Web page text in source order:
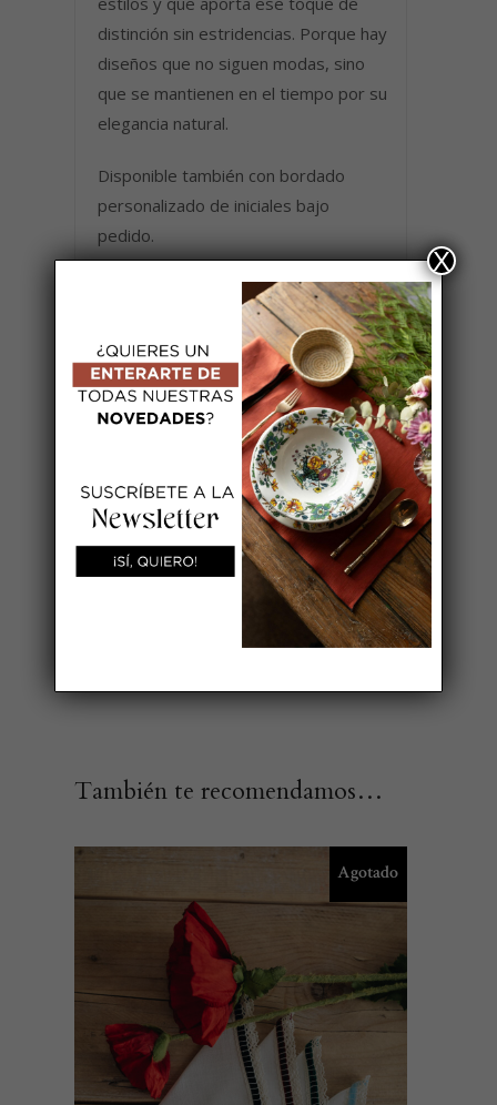
distinción sin estridencias. Porque hay
diseños que no siguen modas, sino
que se mantienen en el tiempo por su
elegancia natural.
Disponible también con bordado
personalizado de iniciales bajo
pedido.
Composición y tamaño
Individual de lino categoría superior
de color hueso con acabado en encaje
y terciopelo verde.
Instrucciones de lavado y cuidado
Lavar máximo a 40º. No blanquear, no
usar secadora y planchar a
temperatura alta.
AÑADIR A MI LISTA DE BODA
También te recomendamos…
Agotado
LEER MÁS
X